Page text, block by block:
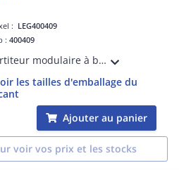
: LEG400409
:400409
Répartiteur modulaire à barreaux étagés tétrapolaire 125A 1 arrivée 10mm² à 35mm² en conducteur rigide ou 6mm² à 25mm² en conducteur souple avec ou sans embout et 14 départs - 8 modules
les tailles d'emballage du
Ajouter au panier
voir vos prix et les stocks